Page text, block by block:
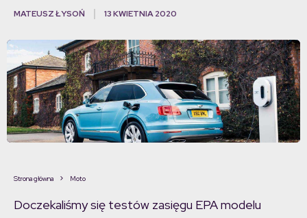
MATEUSZ ŁYSOŃ 13 KWIETNIA 2020
Strona główna Moto
Doczekaliśmy się testów zasięgu EPA modelu